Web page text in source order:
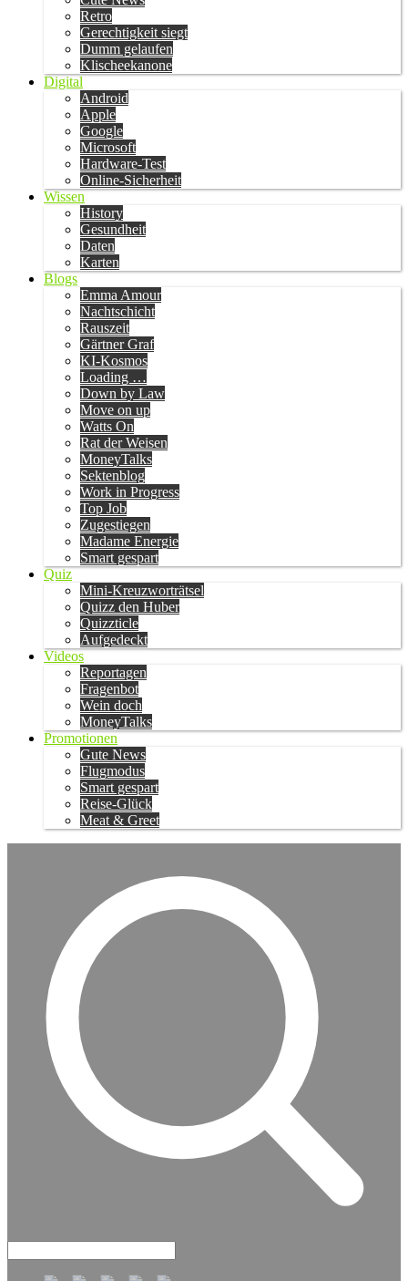
Retro
Gerechtigkeit siegt
Dumm gelaufen
Klischeekanone
Digital
Android
Apple
Google
Microsoft
Hardware-Test
Online-Sicherheit
Wissen
History
Gesundheit
Daten
Karten
Blogs
Emma Amour
Nachtschicht
Rauszeit
Gärtner Graf
KI-Kosmos
Loading …
Down by Law
Move on up
Watts On
Rat der Weisen
MoneyTalks
Sektenblog
Work in Progress
Top Job
Zugestiegen
Madame Energie
Smart gespart
Quiz
Mini-Kreuzworträtsel
Quizz den Huber
Quizzticle
Aufgedeckt
Videos
Reportagen
Fragenbot
Wein doch
MoneyTalks
Promotionen
Gute News
Flugmodus
Smart gespart
Reise-Glück
Meat & Greet